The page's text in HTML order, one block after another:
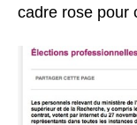
cadre rose pour